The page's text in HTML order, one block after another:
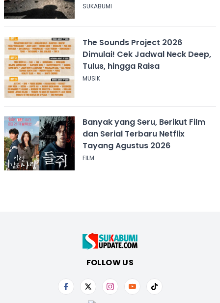
SUKABUMI
The Sounds Project 2026
Dimulai! Cek Jadwal Neck Deep,
Tulus, hingga Raisa
MUSIK
Banyak yang Seru, Berikut Film
dan Serial Terbaru Netflix
Tayang Agustus 2026
FILM
FOLLOW US